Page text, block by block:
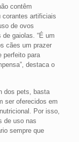
contêm
corantes artificiais
de ovos
gaiolas. “É um
cães um prazer
perfeito para
destaca o
dos pets, basta
ser oferecidos em
Por isso,
de uso nas
sempre que